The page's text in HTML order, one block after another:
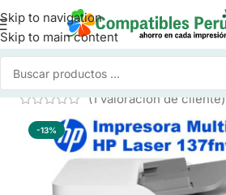
Skip to navigation
Skip to main content
Inicio/Impresora/Impresora HP
(1valoración de cliente)
-13%